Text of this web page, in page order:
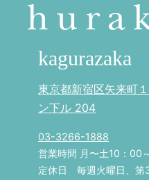
kagurazaka
東京都新宿区矢来町
ン下ル 204
03-3266-1888
営業時間 月〜土10：
定休日 毎週火曜日、第